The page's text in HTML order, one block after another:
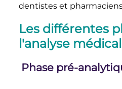
dentistes et
Les différentes
l'analyse
Phase pré-